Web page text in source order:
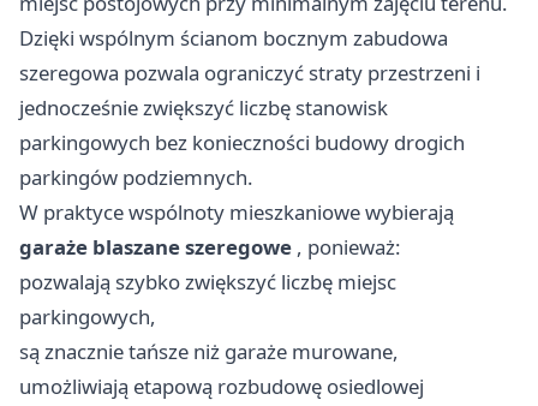
Dzięki wspólnym ścianom bocznym zabudowa
szeregowa pozwala ograniczyć straty przestrzeni i
jednocześnie zwiększyć liczbę stanowisk
parkingowych bez konieczności budowy drogich
parkingów podziemnych.
W praktyce wspólnoty mieszkaniowe wybierają
garaże blaszane szeregowe , ponieważ:
pozwalają szybko zwiększyć liczbę miejsc
parkingowych,
są znacznie tańsze niż garaże murowane,
umożliwiają etapową rozbudowę osiedlowej